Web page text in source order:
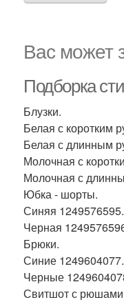
Вас может
Подборка
Блузки.
Белая с коротким
Белая с длинным
Молочная с
Молочная с
Юбка - шорты.
Синяя 1249576595.
Черная
Брюки.
Синие 1249604077.
Черные
Свитшот с